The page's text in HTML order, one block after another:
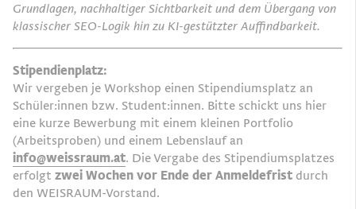
Grundlagen, nachhaltiger Sichtbarkeit und dem Übergang von
klassischer SEO-Logik hin zu KI-gestützter Auffindbarkeit.
Stipendienplatz:
Wir vergeben je Workshop einen Stipendiumsplatz an
Schüler:innen bzw. Student:innen. Bitte schickt uns hier
eine kurze Bewerbung mit einem kleinen Portfolio
(Arbeitsproben) und einem Lebenslauf an
info@weissraum.at. Die Vergabe des Stipendiumsplatzes
erfolgt zwei Wochen vor Ende der Anmeldefrist durch
den WEISRAUM-Vorstand.